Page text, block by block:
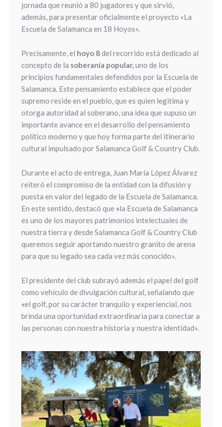
jornada que reunió a 80 jugadores y que sirvió,
además, para presentar oficialmente el proyecto «La
Escuela de Salamanca en 18 Hoyos».
Precisamente, el hoyo 8del recorrido está dedicado al
concepto de la soberanía popular,uno de los
principios fundamentales defendidos por la Escuela de
Salamanca. Este pensamiento establece que el poder
supremo reside en el pueblo, que es quien legitima y
otorga autoridad al soberano, una idea que supuso un
importante avance en el desarrollo del pensamiento
político moderno y que hoy forma parte del itinerario
cultural impulsado por Salamanca Golf & Country Club.
Durante el acto de entrega, Juan María López Álvarez
reiteró el compromiso de la entidad con la difusión y
puesta en valor del legado de la Escuela de Salamanca.
En este sentido, destacó que «la Escuela de Salamanca
es uno de los mayores patrimonios intelectuales de
nuestra tierra y desde Salamanca Golf & Country Club
queremos seguir aportando nuestro granito de arena
para que su legado sea cada vez más conocido».
El presidente del club subrayó además el papel del golf
como vehículo de divulgación cultural, señalando que
«el golf, por su carácter tranquilo y experiencial, nos
brinda una oportunidad extraordinaria para conectar a
las personas con nuestra historia y nuestra identidad».